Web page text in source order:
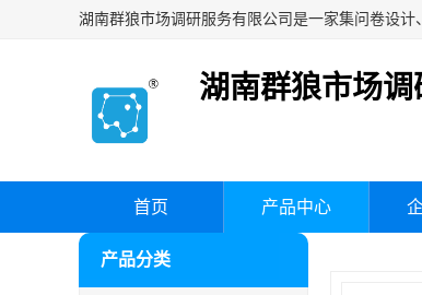
湖南群狼市场
首页 产品中心
产品分类